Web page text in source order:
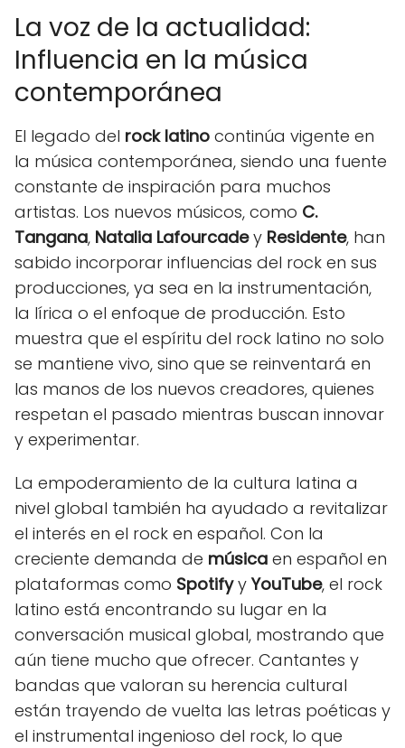
La voz de la actualidad:
Influencia en la música
contemporánea
El legado del rock latino continúa vigente en
la música contemporánea, siendo una fuente
constante de inspiración para muchos
artistas. Los nuevos músicos, como C.
Tangana, Natalia Lafourcadey Residente, han
sabido incorporar influencias del rock en sus
producciones, ya sea en la instrumentación,
la lírica o el enfoque de producción. Esto
muestra que el espíritu del rock latino no solo
se mantiene vivo, sino que se reinventará en
las manos de los nuevos creadores, quienes
respetan el pasado mientras buscan innovar
y experimentar.
La empoderamiento de la cultura latina a
nivel global también ha ayudado a revitalizar
el interés en el rock en español. Con la
creciente demanda de música en español en
plataformas como SpotifyyYouTube, el rock
latino está encontrando su lugar en la
conversación musical global, mostrando que
aún tiene mucho que ofrecer. Cantantes y
bandas que valoran su herencia cultural
están trayendo de vuelta las letras poéticas y
el instrumental ingenioso del rock, lo que